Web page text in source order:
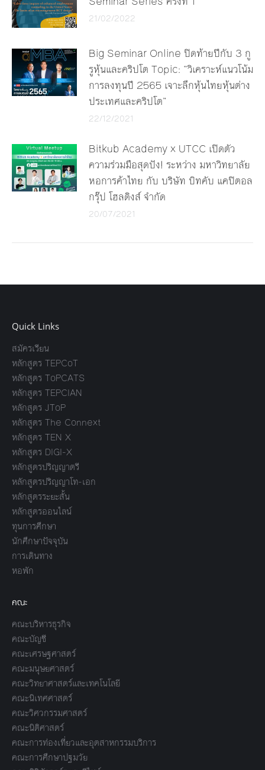
21/02/2022
Big Seminar Online ปิดท้ายปีกับ 3 กู
รูหุ้นและคริปโต Topic: “วิเคราะห์แนวโน้ม
การลงทุนปี 2565 เจาะลึกหุ้นไทยหุ้นต่าง
ประเทศและคริปโต”
22/12/2021
Bitkub Academy x UTCC เปิดตัว
ความร่วมมือสุดปัง! ระหว่าง มหาวิทยาลัย
หอการค้าไทย กับ บริษัท บิทคับ แคปิตอล
กรุ๊ป โฮลดิงส์ จำกัด
20/07/2021
Quick Links
สมัครเรียน
หลักสูตร TEPCoT
หลักสูตร ToPCATS
หลักสูตร TEPCIAN
หลักสูตร JToP
หลักสูตร The Connext
หลักสูตร TEN X
หลักสูตร DIGI-X
หลักสูตรปริญญาตรี
หลักสูตรปริญญาโท-เอก
หลักสูตรระยะสั้น
หลักสูตรออนไลน์
ทุนการศึกษา
นักศึกษาปัจจุบัน
การเดินทาง
หอพัก
คณะ
คณะบริหารธุรกิจ
คณะบัญชี
คณะเศรษฐศาสตร์
คณะมนุษยศาสตร์
คณะวิทยาศาสตร์และเทคโนโลยี
คณะนิเทศศาสตร์
คณะวิศวกรรมศาสตร์
คณะนิติศาสตร์
คณะการท่องเที่ยวและอุตสาหกรรมบริการ
คณะการศึกษาปฐมวัย